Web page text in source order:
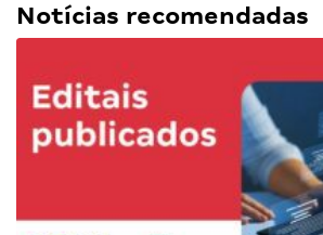
Notícias recomendadas